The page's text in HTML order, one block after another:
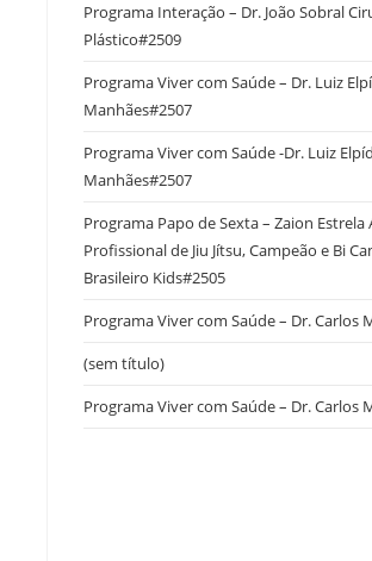
Programa Interação – Dr. João Sobral
Plástico#2509
Programa Viver com Saúde – Dr. Luiz
Manhães#2507
Programa Viver com Saúde -Dr. Luiz
Manhães#2507
Programa Papo de Sexta – Zaion Estrela
Profissional de Jiu Jítsu, Campeão e Bi
Brasileiro Kids#2505
Programa Viver com Saúde – Dr. Carlos
(sem título)
Programa Viver com Saúde – Dr. Carlos